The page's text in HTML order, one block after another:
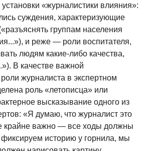
«журналистики влияния»:
суждения, характеризующие
группам населения
и реже — роли воспитателя,
людям какие-либо качества,
В качестве важной
журналиста в экспертном
роль «летописца» или
высказывание одного из
«Я думаю, что журналист это
крайне важно — все ходы должны
историю у горнила, мы